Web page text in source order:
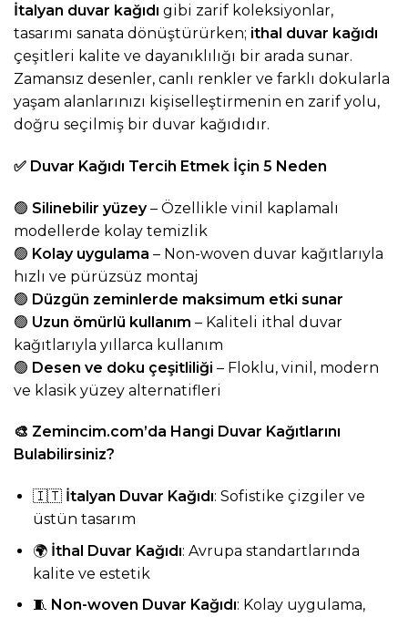
İtalyan duvar kağıdı gibi zarif koleksiyonlar,
tasarımı sanata dönüştürürken; ithal duvar kağıdı
çeşitleri kalite ve dayanıklılığı bir arada sunar.
Zamansız desenler, canlı renkler ve farklı dokularla
yaşam alanlarınızı kişiselleştirmenin en zarif yolu,
doğru seçilmiş bir duvar kağıdıdır.
✅ Duvar Kağıdı Tercih Etmek İçin 5 Neden
🟢 Silinebilir yüzey– Özellikle vinil kaplamalı
modellerde kolay temizlik
🟢 Kolay uygulama – Non-woven duvar kağıtlarıyla
hızlı ve pürüzsüz montaj
🟢 Düzgün zeminlerde maksimum etki sunar
🟢 Uzun ömürlü kullanım – Kaliteli ithal duvar
kağıtlarıyla yıllarca kullanım
🟢 Desen ve doku çeşitliliği – Floklu, vinil, modern
ve klasik yüzey alternatifleri
🎨 Zemincim.com’da Hangi Duvar Kağıtlarını
Bulabilirsiniz?
🇮🇹 İtalyan Duvar Kağıdı: Sofistike çizgiler ve
üstün tasarım
🌍 İthal Duvar Kağıdı: Avrupa standartlarında
kalite ve estetik
🧵 Non-woven Duvar Kağıdı: Kolay uygulama,